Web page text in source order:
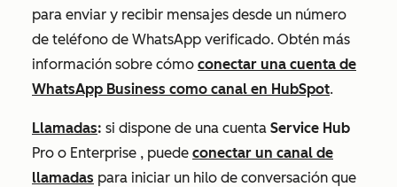
para enviar y recibir mensajes desde un número
de teléfono de WhatsApp verificado. Obtén más
información sobre cómo conectar una cuenta de
WhatsApp Business como canal en HubSpot.
Llamadas: si dispone de una cuenta Service Hub
Pro o Enterprise , puede conectar un canal de
llamadas para iniciar un hilo de conversación que